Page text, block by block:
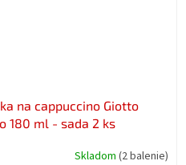
na cappuccino Giotto
180 ml - sada 2 ks
Skladom (2 balenie)